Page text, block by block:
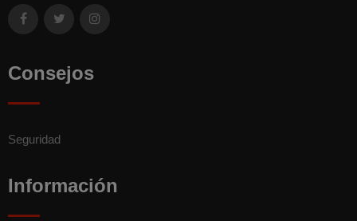
Consejos
Seguridad
Información